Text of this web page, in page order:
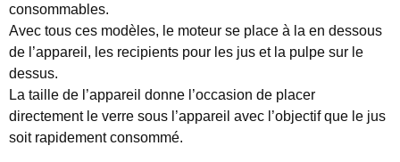
consommables.
Avec tous ces modèles, le moteur se place à la en dessous
de l’appareil, les recipients pour les jus et la pulpe sur le
dessus.
La taille de l’appareil donne l’occasion de placer
directement le verre sous l’appareil avec l’objectif que le jus
soit rapidement consommé.